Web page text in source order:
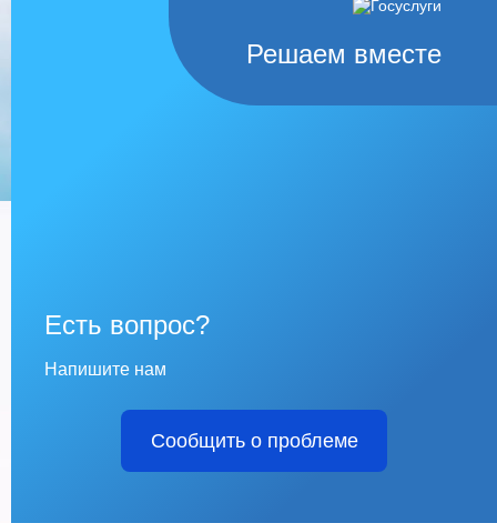
Решаем вместе
Есть вопрос?
Напишите нам
Сообщить о проблеме